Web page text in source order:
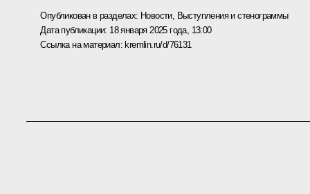
Опубликован в разделах: Новости, Выступления и стенограммы
Дата публикации: 18 января 2025 года, 13:00
Ссылка на материал: kremlin.ru/d/76131